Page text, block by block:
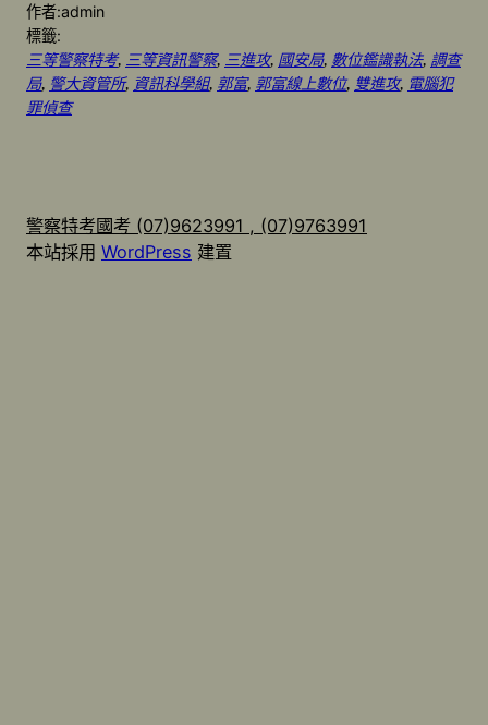
作者:admin
標籤:
三等警察特考, 三等資訊警察, 三進攻, 國安局, 數位鑑識執法, 調查
局, 警大資管所, 資訊科學組, 郭富, 郭富線上數位, 雙進攻, 電腦犯
罪偵查
警察特考國考 (07)9623991 , (07)9763991
本站採用 WordPress 建置